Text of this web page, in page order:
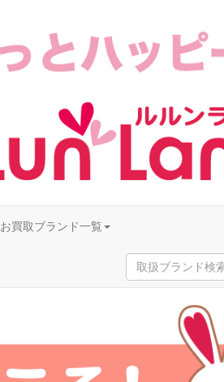
お買取ブランド一覧